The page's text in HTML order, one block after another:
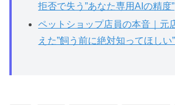
拒否で失う”あなた専用AIの精度”
ペットショップ店員の本音｜元
えた”飼う前に絶対知ってほしい